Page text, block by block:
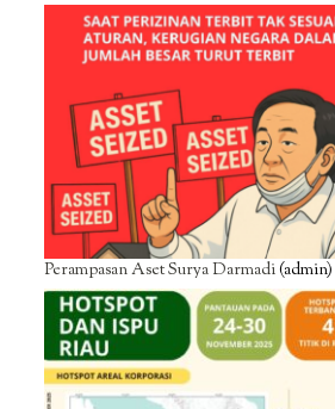
Perampasan Aset Surya Darmadi(admin)